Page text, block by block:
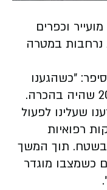
וכפרים
נרחבות במטרה
"כשהגענו
למקום האירוע ראינו צעיר כבן 20 שהיה בהכרה.
שעלינו לפעול
רפואיות
בשטח. תוך המשך
כשמצבו מוגדר